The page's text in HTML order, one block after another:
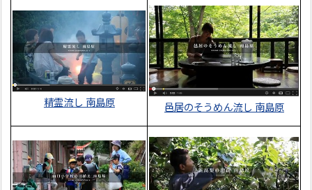
精霊流し 南島原 邑居のそうめん流し 南島原